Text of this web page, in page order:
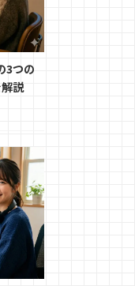
3つの
説